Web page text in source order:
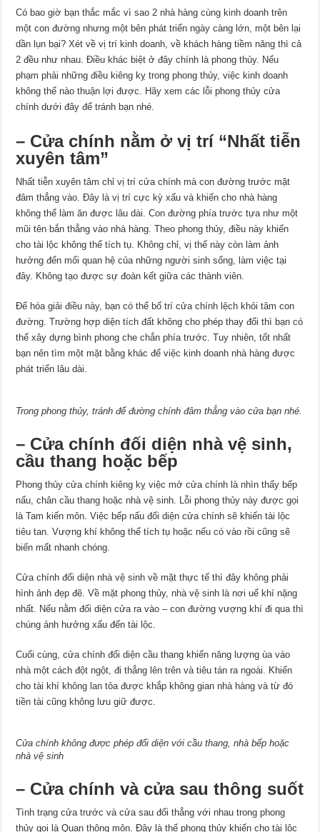
Có bao giờ bạn thắc mắc vì sao 2 nhà hàng cùng kinh doanh trên
một con đường nhưng một bên phát triển ngày càng lớn, một bên lại
dần lụn bại? Xét về vị trí kinh doanh, về khách hàng tiềm năng thì cả
2 đều như nhau. Điều khác biệt ở đây chính là phong thủy. Nếu
phạm phải những điều kiêng kỵ trong phong thủy, việc kinh doanh
không thể nào thuận lợi được. Hãy xem các lỗi phong thủy cửa
chính dưới đây để tránh bạn nhé.
– Cửa chính nằm ở vị trí “Nhất tiễn
xuyên tâm”
Nhất tiễn xuyên tâm chỉ vị trí cửa chính mà con đường trước mặt
đâm thẳng vào. Đây là vị trí cực kỳ xấu và khiến cho nhà hàng
không thể làm ăn được lâu dài. Con đường phía trước tựa như một
mũi tên bắn thẳng vào nhà hàng. Theo phong thủy, điều này khiến
cho tài lộc không thể tích tụ. Không chỉ, vị thế này còn làm ảnh
hưởng đến mối quan hệ của những người sinh sống, làm việc tại
đây. Không tạo được sự đoàn kết giữa các thành viên.
Để hóa giải điều này, bạn có thể bố trí cửa chính lệch khỏi tâm con
đường. Trường hợp diện tích đất không cho phép thay đổi thì bạn có
thể xây dựng bình phong che chắn phía trước. Tuy nhiên, tốt nhất
bạn nên tìm một mặt bằng khác để việc kinh doanh nhà hàng được
phát triển lâu dài.
Trong phong thủy, tránh để đường chính đâm thẳng vào cửa bạn nhé.
– Cửa chính đối diện nhà vệ sinh,
cầu thang hoặc bếp
Phong thủy cửa chính kiêng kỵ việc mở cửa chính là nhìn thấy bếp
nấu, chân cầu thang hoặc nhà vệ sinh. Lỗi phong thủy này được gọi
là Tam kiến môn. Việc bếp nấu đối diện cửa chính sẽ khiến tài lộc
tiêu tan. Vượng khí không thể tích tụ hoặc nếu có vào rồi cũng sẽ
biến mất nhanh chóng.
Cửa chính đối diện nhà vệ sinh về mặt thực tế thì đây không phải
hình ảnh đẹp đẽ. Về mặt phong thủy, nhà vệ sinh là nơi uế khí nặng
nhất. Nếu nằm đối diện cửa ra vào – con đường vượng khí đi qua thì
chúng ảnh hưởng xấu đến tài lộc.
Cuối cùng, cửa chính đối diện cầu thang khiến năng lượng ùa vào
nhà một cách đột ngột, đi thẳng lên trên và tiêu tán ra ngoài. Khiến
cho tài khí không lan tỏa được khắp không gian nhà hàng và từ đó
tiền tài cũng không lưu giữ được.
Cửa chính không được phép đối diện với cầu thang, nhà bếp hoặc
nhà vệ sinh
– Cửa chính và cửa sau thông suốt
Tình trạng cửa trước và cửa sau đối thẳng với nhau trong phong
thủy gọi là Quan thông môn. Đây là thế phong thủy khiến cho tài lộc